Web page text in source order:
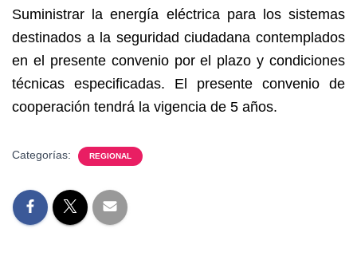
Suministrar la energía eléctrica para los sistemas
destinados a la seguridad ciudadana contemplados
en el presente convenio por el plazo y condiciones
técnicas especificadas. El presente convenio de
cooperación tendrá la vigencia de 5 años.
Categorías: REGIONAL